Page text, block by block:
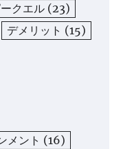
クエル (23)
デメリット (15)
メント (16)